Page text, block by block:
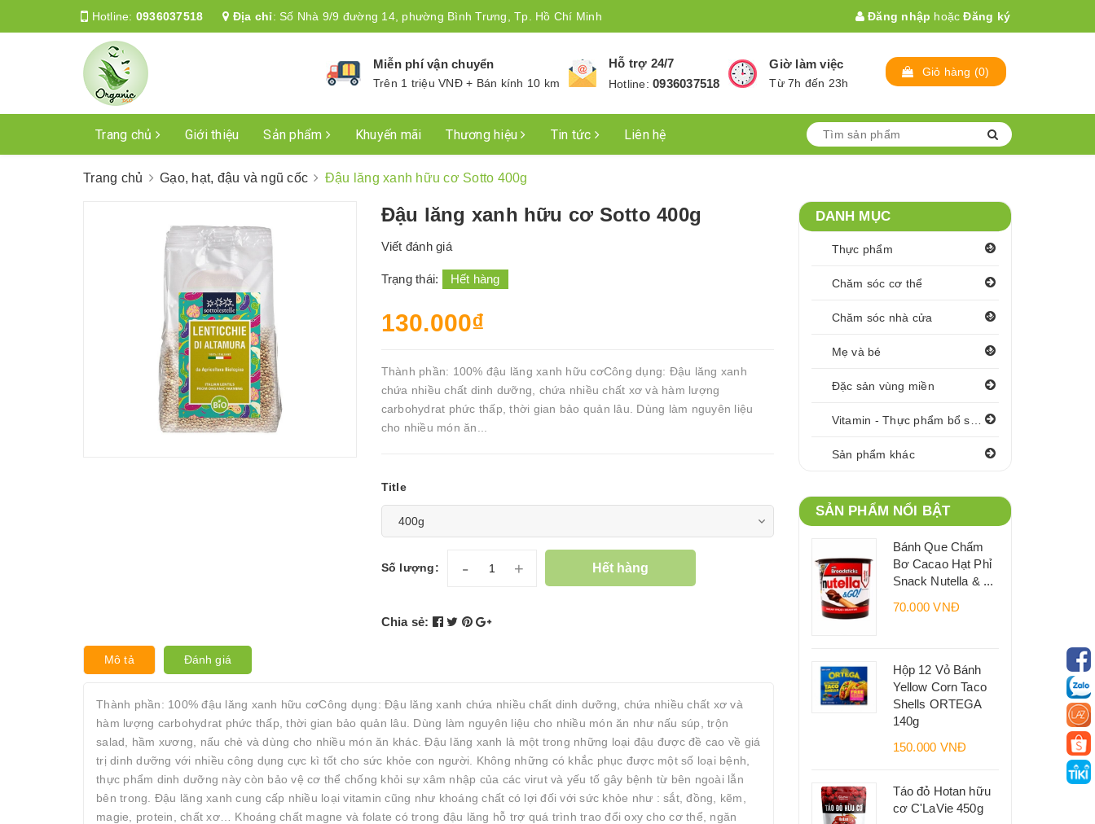
Hotline: 0936037518 Địa chỉ: Số Nhà 9/9 đường 14, phường Bình Trưng, Tp. Hồ Chí Minh Đăng nhập hoặc Đăng ký
Miễn phí vận chuyển
Trên 1 triệu VNĐ + Bán kính 10 km
Hỗ trợ 24/7
Hotline:0936037518
Giờ làm việc
Từ 7h đến 23h
Giỏ hàng (0)
Trang chủ Giới thiệu Sản phẩm Khuyến mãi Thương hiệu Tin tức Liên hệ
Trang chủ Gạo, hạt, đậu và ngũ cốc Đậu lăng xanh hữu cơ Sotto 400g
Đậu lăng xanh hữu cơ Sotto 400g
Viết đánh giá
Trạng thái: Hết hàng
130.000₫
Thành phần: 100% đậu lăng xanh hữu cơCông dụng: Đậu lăng xanh
chứa nhiều chất dinh dưỡng, chứa nhiều chất xơ và hàm lượng
carbohydrat phức thấp, thời gian bảo quản lâu. Dùng làm nguyên liệu
cho nhiều món ăn...
Title
Số lượng: - + Hết hàng
Chia sẻ:
Mô tả Đánh giá
Thành phần: 100% đậu lăng xanh hữu cơCông dụng: Đậu lăng xanh chứa nhiều chất dinh dưỡng, chứa nhiều chất xơ và
hàm lượng carbohydrat phức thấp, thời gian bảo quản lâu. Dùng làm nguyên liệu cho nhiều món ăn như nấu súp, trộn
salad, hầm xương, nấu chè và dùng cho nhiều món ăn khác. Đậu lăng xanh là một trong những loại đậu được đề cao về giá
trị dinh dưỡng với nhiều công dụng cực kì tốt cho sức khỏe con người. Không những có khắc phục được một số loại bệnh,
thực phẩm dinh dưỡng này còn bảo vệ cơ thể chống khỏi sự xâm nhập của các virut và yếu tố gây bệnh từ bên ngoài lẫn
bên trong. Đậu lăng xanh cung cấp nhiều loại vitamin cũng như khoáng chất có lợi đối với sức khỏe như : sắt, đồng, kẽm,
magie, protein, chất xơ… Khoáng chất magne và folate có trong đậu lăng hỗ trợ quá trình trao đổi oxy cho cơ thể, ngăn
DANH MỤC
Thực phẩm
Chăm sóc cơ thể
Chăm sóc nhà cửa
Mẹ và bé
Đặc sản vùng miền
Sản phẩm khác
SẢN PHẨM NỔI BẬT
Bánh Que Chấm
Bơ Cacao Hạt Phỉ
Snack Nutella & ...
70.000 VNĐ
Hộp 12 Vỏ Bánh
Yellow Corn Taco
Shells ORTEGA
140g
150.000 VNĐ
Táo đỏ Hotan hữu
cơ C'LaVie 450g